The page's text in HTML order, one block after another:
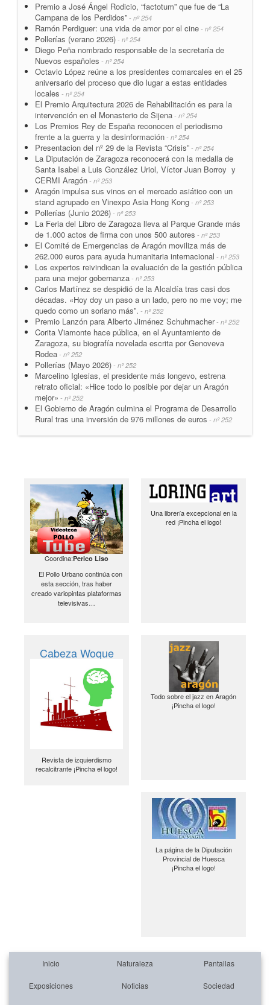
Premio a José Ángel Rodicio, “factotum” que fue de “La
Campana de los Perdidos” - nº 254
Ramón Perdiguer: una vida de amor por el cine - nº 254
Pollerías (verano 2026) - nº 254
Diego Peña nombrado responsable de la secretaría de
Nuevos españoles - nº 254
Octavio López reúne a los presidentes comarcales en el 25
aniversario del proceso que dio lugar a estas entidades
locales - nº 254
El Premio Arquitectura 2026 de Rehabilitación es para la
intervención en el Monasterio de Sijena - nº 254
Los Premios Rey de España reconocen el periodismo
frente a la guerra y la desinformación - nº 254
Presentacion del nº 29 de la Revista “Crisis” - nº 254
La Diputación de Zaragoza reconocerá con la medalla de
Santa Isabel a Luis González Uriol, Víctor Juan Borroy y
CERMI Aragón - nº 253
Aragón impulsa sus vinos en el mercado asiático con un
stand agrupado en Vinexpo Asia Hong Kong - nº 253
Pollerías (Junio 2026) - nº 253
La Feria del Libro de Zaragoza lleva al Parque Grande más
de 1.000 actos de firma con unos 500 autores - nº 253
El Comité de Emergencias de Aragón moviliza más de
262.000 euros para ayuda humanitaria internacional - nº 253
Los expertos reivindican la evaluación de la gestión pública
para una mejor gobernanza - nº 253
Carlos Martínez se despidió de la Alcaldía tras casi dos
décadas. «Hoy doy un paso a un lado, pero no me voy; me
quedo como un soriano más”. - nº 252
Premio Lanzón para Alberto Jiménez Schuhmacher- nº 252
Corita Viamonte hace pública, en el Ayuntamiento de
Zaragoza, su biografía novelada escrita por Genoveva
Rodea - nº 252
Pollerías (Mayo 2026) - nº 252
Marcelino Iglesias, el presidente más longevo, estrena
retrato oficial: «Hice todo lo posible por dejar un Aragón
mejor» - nº 252
El Gobierno de Aragón culmina el Programa de Desarrollo
Rural tras una inversión de 976 millones de euros - nº 252
Coordina:Perico Liso
El Pollo Urbano continúa con
esta sección, tras haber
creado variopintas plataformas
televisivas…
Una librería excepcional en la
red ¡Pincha el logo!
Cabeza Woque
Revista de izquierdismo
recalcitrante ¡Pincha el logo!
Todo sobre el jazz en Aragón
¡Pincha el logo!
La página de la Diputación
Provincial de Huesca
¡Pincha el logo!
Inicio Naturaleza Pantallas
Exposiciones Noticias Sociedad